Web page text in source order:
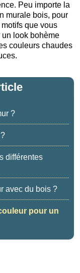
Peu importe la
murale bois, pour
que vous
look bohème
couleurs chaudes
?
différentes
avec du bois ?
pour un